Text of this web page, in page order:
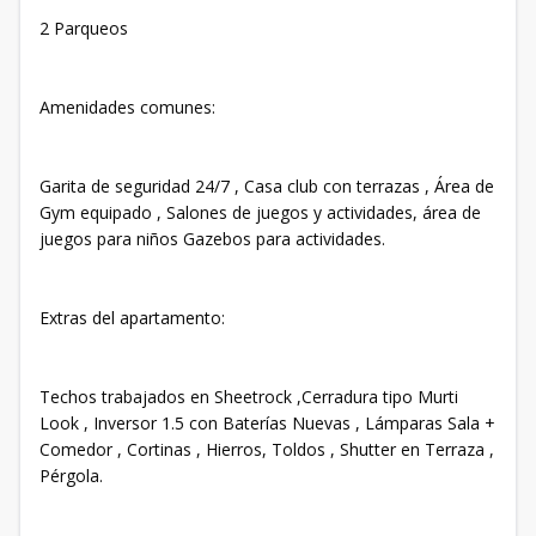
2 Parqueos
Amenidades comunes:
Garita de seguridad 24/7 , Casa club con terrazas , Área de
Gym equipado , Salones de juegos y actividades, área de
juegos para niños Gazebos para actividades.
Extras del apartamento:
Techos trabajados en Sheetrock ,Cerradura tipo Murti
Look , Inversor 1.5 con Baterías Nuevas , Lámparas Sala +
Comedor , Cortinas , Hierros, Toldos , Shutter en Terraza ,
Pérgola.